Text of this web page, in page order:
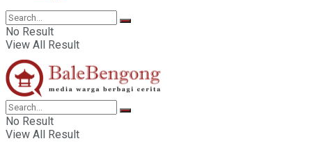
No Result
View All Result
No Result
View All Result